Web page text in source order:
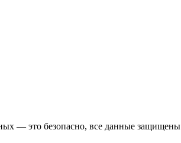
— это безопасно, все данные защищены